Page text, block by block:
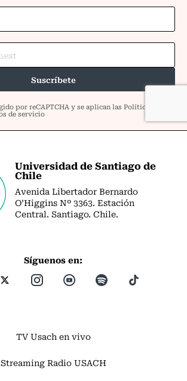
Universidad de Santiago de
Chile
Avenida Libertador Bernardo
O’Higgins Nº 3363. Estación
Central. Santiago. Chile.
Síguenos en:
TV Usach en vivo
Streaming Radio USACH